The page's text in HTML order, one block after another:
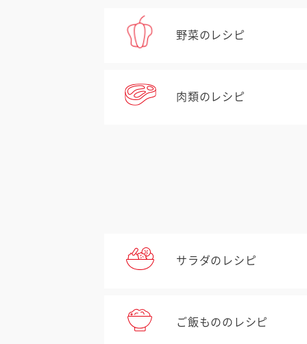
野菜のレシピ
肉類のレシピ
サラダのレシピ
ご飯もののレシピ